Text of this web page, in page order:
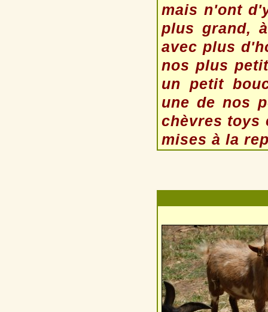
mais n'ont
plus grand,
avec plus
nos plus
un petit
une de nos
chèvres toys
mises à la